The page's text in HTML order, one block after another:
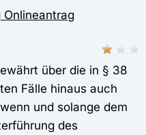
Onlineantrag
über die in § 38
Fälle hinaus auch
und solange dem
des